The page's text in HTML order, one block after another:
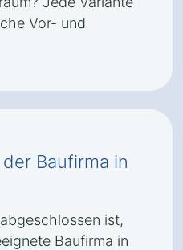
Vor- und
Baufirma in
ist,
Baufirma in